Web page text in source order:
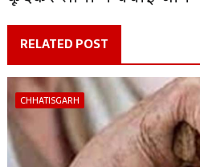
RELATED POST
CHHATISGARH